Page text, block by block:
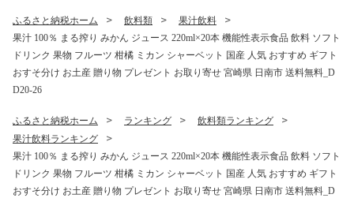
91-26
ふるさと納税ホーム 飲料類
果汁飲料
果汁 100％ まる搾り みかん ジュース 220ml×20本 機能性表示食品 飲料 ソフト
ドリンク 果物 フルーツ 柑橘 ミカン シャーベット 国産 人気 おすすめ ギフト
おすそ分け お土産 贈り物 プレゼント お取り寄せ 宮崎県 日南市 送料無料_D
D20-26
ふるさと納税ホーム ランキング
飲料類ランキング
果汁飲料ランキング
果汁 100％ まる搾り みかん ジュース 220ml×20本 機能性表示食品 飲料 ソフト
ドリンク 果物 フルーツ 柑橘 ミカン シャーベット 国産 人気 おすすめ ギフト
おすそ分け お土産 贈り物 プレゼント お取り寄せ 宮崎県 日南市 送料無料_D